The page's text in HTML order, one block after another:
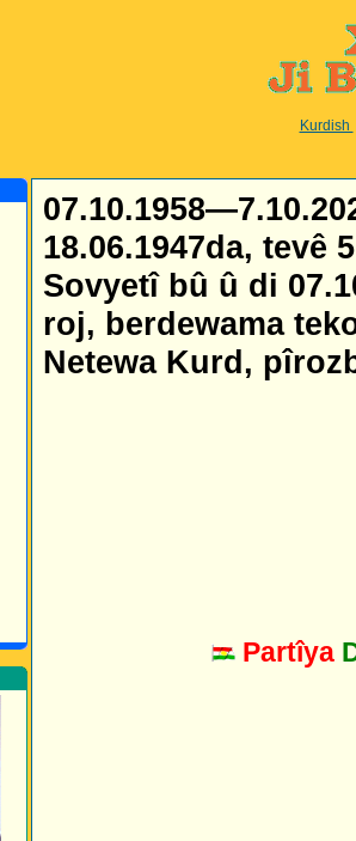
Kurdish
18.06.1947da, tevê
Sovyetî bû û di
roj, berdewama
Netewa Kurd,
Partîya